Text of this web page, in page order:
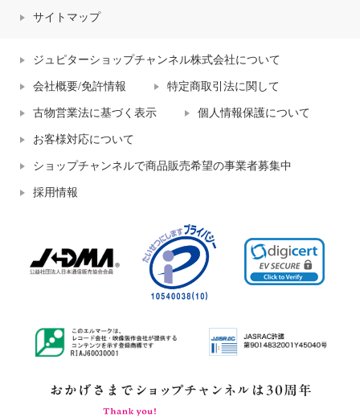
サイトマップ
ジュピターショップチャンネル株式会社について
会社概要/免許情報 特定商取引法に関して
古物営業法に基づく表示 個人情報保護について
お客様対応について
ショップチャンネルで商品販売希望の事業者募集中
採用情報